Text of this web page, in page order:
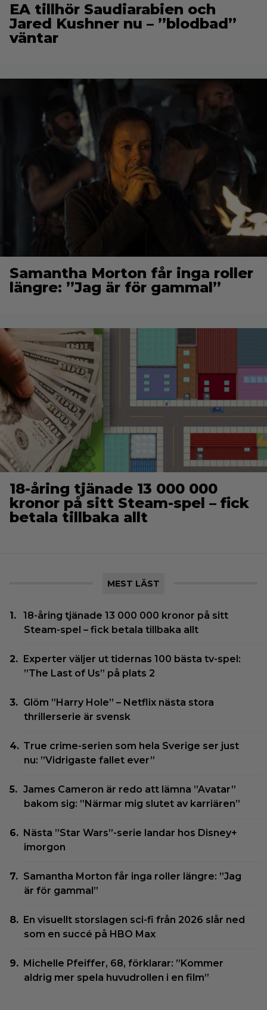
EA tillhör Saudiarabien och
Jared Kushner nu – ”blodbad”
väntar
Samantha Morton får inga roller
längre: ”Jag är för gammal”
18-åring tjänade 13 000 000
kronor på sitt Steam-spel – fick
betala tillbaka allt
MEST LÄST
18-åring tjänade 13 000 000 kronor på sitt
Steam-spel – fick betala tillbaka allt
Experter väljer ut tidernas 100 bästa tv-spel:
”The Last of Us” på plats 2
Glöm ”Harry Hole” – Netflix nästa stora
thrillerserie är svensk
True crime-serien som hela Sverige ser just
nu: ”Vidrigaste fallet ever”
James Cameron är redo att lämna ”Avatar”
bakom sig: ”Närmar mig slutet av karriären”
Nästa ”Star Wars”-serie landar hos Disney+
imorgon
Samantha Morton får inga roller längre: ”Jag
är för gammal”
En visuellt storslagen sci-fi från 2026 slår ned
som en succé på HBO Max
Michelle Pfeiffer, 68, förklarar: ”Kommer
aldrig mer spela huvudrollen i en film”